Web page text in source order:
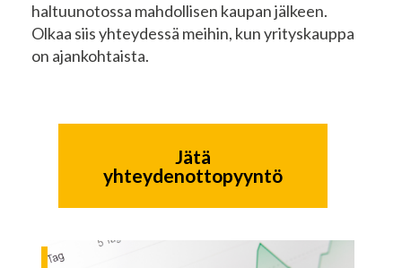
haltuunotossa mahdollisen kaupan jälkeen.
Olkaa siis yhteydessä meihin, kun yrityskauppa
on ajankohtaista.
Jätä
yhteydenottopyyntö